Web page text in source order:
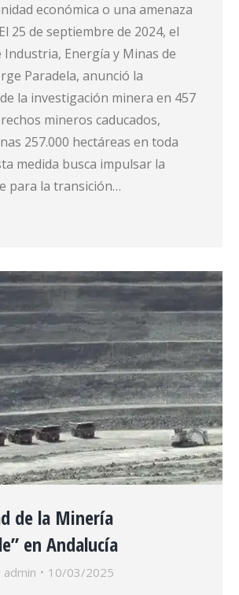
económica o una amenaza
25 de septiembre de 2024, el
Industria, Energía y Minas de
Paradela, anunció la
la investigación minera en 457
mineros caducados,
257.000 hectáreas en toda
medida busca impulsar la
para la transición…
de la Minería
en Andalucía
admin 10/03/2025